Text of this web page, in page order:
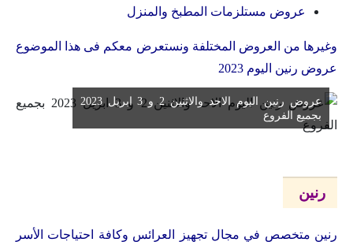
عروض مستلزمات المطبخ والمنزل
وغيرها من العروض المختلفة ونستعرض معكم فى هذا الموضوع
عروض رنين اليوم 2023
عروض رنين اليوم الاحد والاثنين 2 و 3 ابريل 2023
بجميع الفروع
رنين
رنين متخصص في مجال تجهيز العرائس وكافة احتياجات الأسر